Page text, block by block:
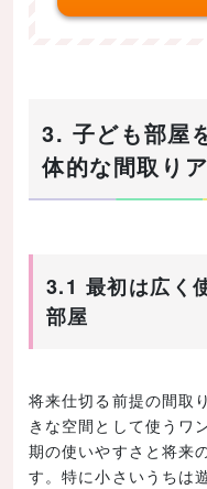
3. 子ども部屋
体的な間取り
3.1 最初は広く
部屋
将来仕切る前提の間取
きな空間として使うワ
期の使いやすさと将来
す。特に小さいうちは